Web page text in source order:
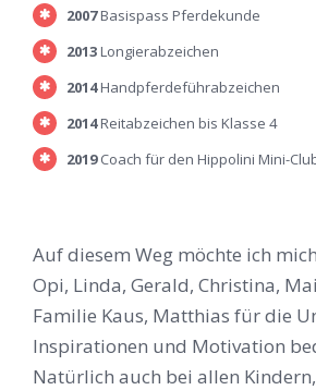
2007Basispass Pferdekunde
2013Longierabzeichen
2014Handpferdeführabzeichen
2014Reitabzeichen bis Klasse 4
2019Coach für den Hippolini Mini-
Auf diesem Weg möchte ich
Opi, Linda, Gerald, Christina,
Familie Kaus, Matthias für die
Inspirationen und Motivation
Natürlich auch bei allen